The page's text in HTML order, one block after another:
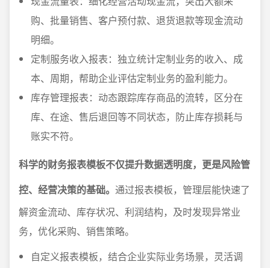
购、批量销售、客户预付款、退货退款等现金流动
明细。
定制服务收入报表：独立统计定制业务的收入、成
本、周期，帮助企业评估定制业务的盈利能力。
库存管理报表：动态跟踪库存商品的流转，区分在
库、在途、售后退回等不同状态，防止库存损耗与
账实不符。
科学的财务报表模板不仅提升数据透明度，更是风险管
控、经营决策的基础。 通过报表模板，管理层能快速了
解资金流动、库存状况、利润结构，及时发现异常业
务，优化采购、销售策略。
自定义报表模板，结合企业实际业务场景，灵活调